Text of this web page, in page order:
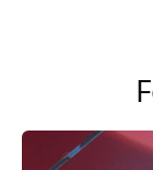
remarks 67